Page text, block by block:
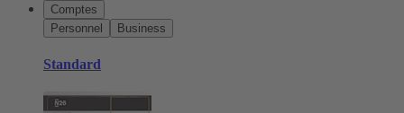
Comptes
Personnel
Business
Standard